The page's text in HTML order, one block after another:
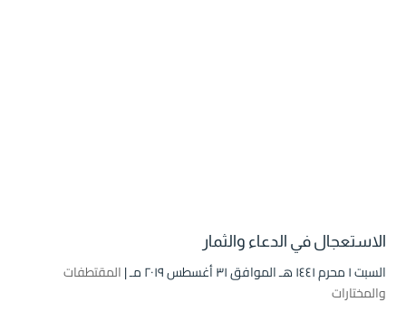
الاستعجال في الدعاء والثمار
السبت ۱ محرم ۱٤٤۱ هـ الموافق ۳۱ أغسطس ۲۰۱۹ مـ |
المقتطفات
والمختارات